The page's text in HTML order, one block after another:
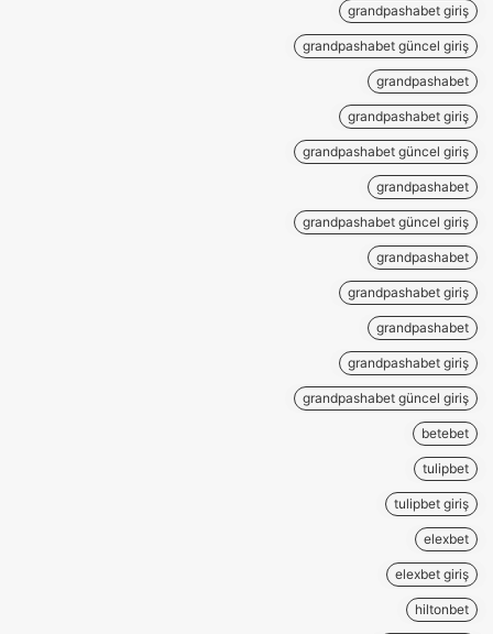
grandpashabet giriş
grandpashabet güncel giriş
grandpashabet
grandpashabet giriş
grandpashabet güncel giriş
grandpashabet
grandpashabet güncel giriş
grandpashabet
grandpashabet giriş
grandpashabet
grandpashabet giriş
grandpashabet güncel giriş
betebet
tulipbet
tulipbet giriş
elexbet
elexbet giriş
hiltonbet